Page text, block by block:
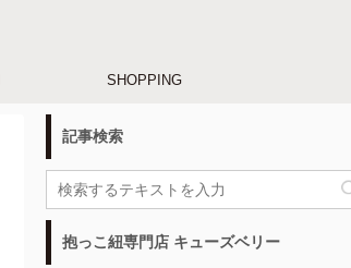
SHOPPING
記事検索
抱っこ紐専門店 キューズベリー